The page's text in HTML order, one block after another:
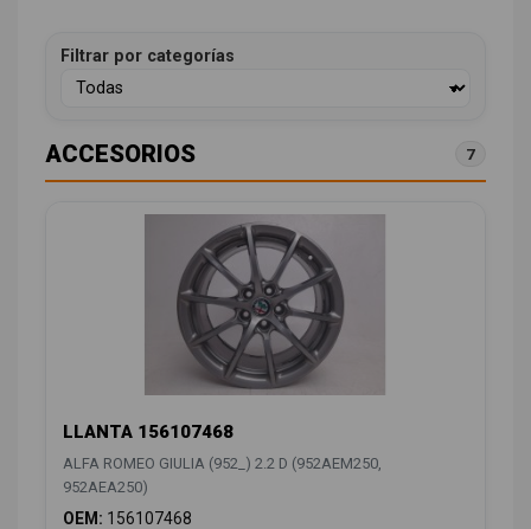
Filtrar por categorías
ACCESORIOS 7
LLANTA 156107468
ALFA ROMEO GIULIA (952_) 2.2 D (952AEM250,
952AEA250)
OEM: 156107468